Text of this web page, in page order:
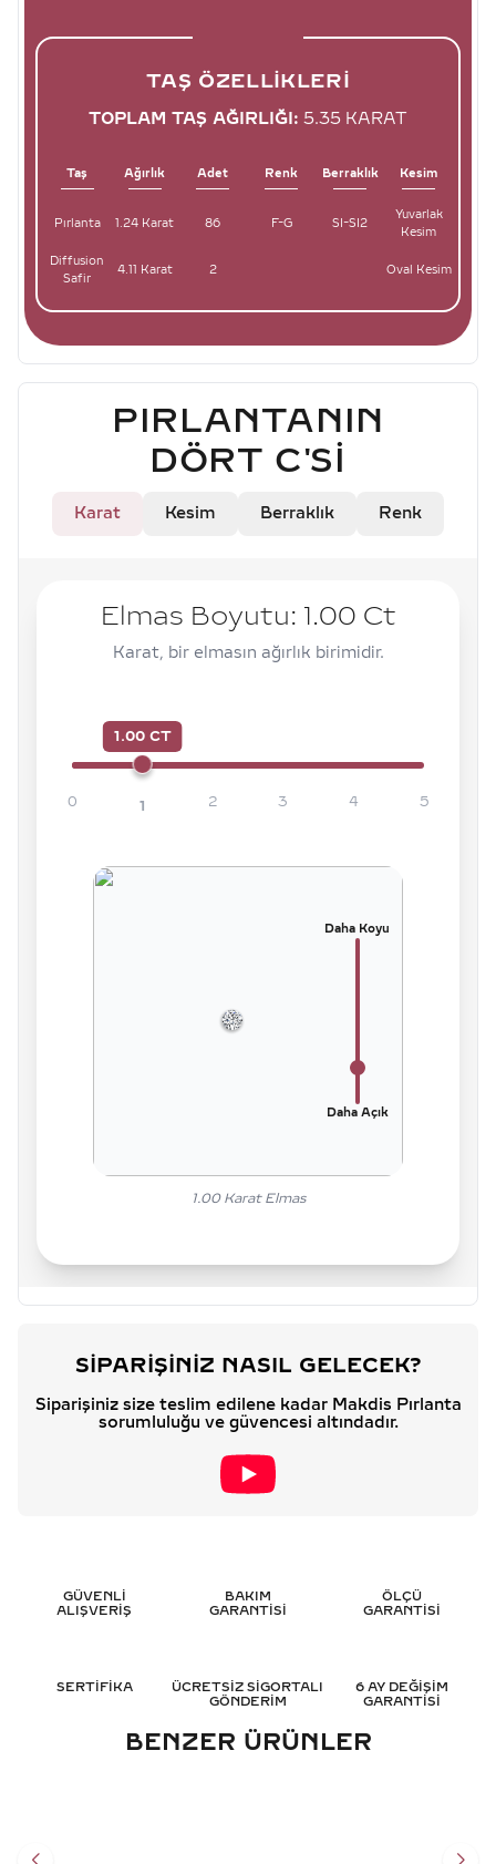
TAŞ ÖZELLIKLERI
TOPLAM TAŞ AĞIRLIĞI: 5.35 KARAT
Taş Ağırlık Adet Renk Berraklık Kesim
Pırlanta 1.24 Karat 86 F-G SI-SI2
Yuvarlak
Kesim
Diffusion
Safir
4.11 Karat 2 Oval Kesim
PIRLANTANIN
DÖRT C'SI
Karat Kesim Berraklık Renk
Elmas Boyutu: 1.00 Ct
Karat, bir elmasın ağırlık birimidir.
1.00 CT
0 1 2 3 4 5
Daha Koyu
Daha Açık
1.00Karat Elmas
SIPARIŞINIZ NASIL GELECEK?
Siparişiniz size teslim edilene kadar Makdis Pırlanta
sorumluluğu ve güvencesi altındadır.
GÜVENLİ
ALIŞVERİŞ
BAKIM
GARANTİSİ
ÖLÇÜ
GARANTİSİ
SERTİFİKA
ÜCRETSİZ SİGORTALI
GÖNDERİM
6 AY DEĞİŞİM
GARANTİSİ
BENZER ÜRÜNLER